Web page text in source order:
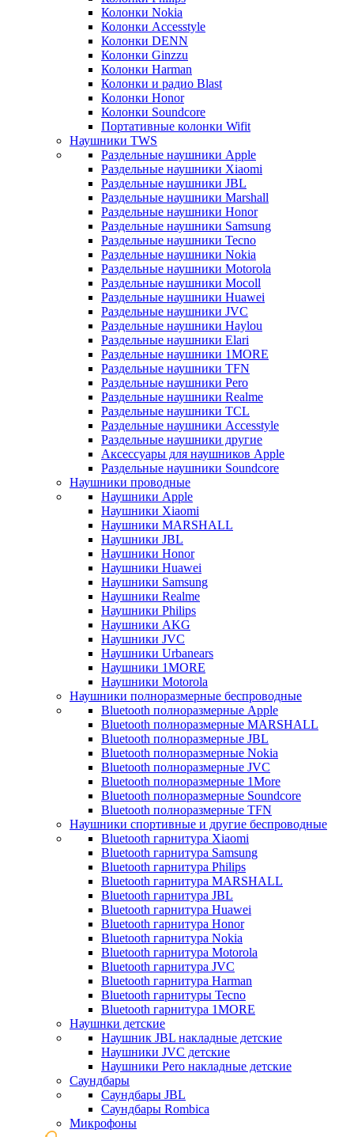
Колонки Nokia
Колонки Accesstyle
Колонки DENN
Колонки Ginzzu
Колонки Harman
Колонки и радио Blast
Колонки Honor
Колонки Soundcore
Портативные колонки Wifit
Наушники TWS
Раздельные наушники Apple
Раздельные наушники Xiaomi
Раздельные наушники JBL
Раздельные наушники Marshall
Раздельные наушники Honor
Раздельные наушники Samsung
Раздельные наушники Tecno
Раздельные наушники Nokia
Раздельные наушники Motorola
Раздельные наушники Mocoll
Раздельные наушники Huawei
Раздельные наушники JVC
Раздельные наушники Haylou
Раздельные наушники Elari
Раздельные наушники 1MORE
Раздельные наушники TFN
Раздельные наушники Pero
Раздельные наушники Realme
Раздельные наушники TCL
Раздельные наушники Accesstyle
Раздельные наушники другие
Аксессуары для наушников Apple
Раздельные наушники Soundcore
Наушники проводные
Наушники Apple
Наушники Xiaomi
Наушники MARSHALL
Наушники JBL
Наушники Honor
Наушники Huawei
Наушники Samsung
Наушники Realme
Наушники Philips
Наушники AKG
Наушники JVC
Наушники Urbanears
Наушники 1MORE
Наушники Motorola
Наушники полноразмерные беспроводные
Bluetooth полноразмерные Apple
Bluetooth полноразмерные MARSHALL
Bluetooth полноразмерные JBL
Bluetooth полноразмерные Nokia
Bluetooth полноразмерные JVC
Bluetooth полноразмерные 1More
Bluetooth полноразмерные Soundcore
Bluetooth полноразмерные TFN
Наушники спортивные и другие беспроводные
Bluetooth гарнитура Xiaomi
Bluetooth гарнитура Samsung
Bluetooth гарнитура Philips
Bluetooth гарнитура MARSHALL
Bluetooth гарнитура JBL
Bluetooth гарнитура Huawei
Bluetooth гарнитура Honor
Bluetooth гарнитура Nokia
Bluetooth гарнитура Motorola
Bluetooth гарнитура JVC
Bluetooth гарнитура Harman
Bluetooth гарнитуры Tecno
Bluetooth гарнитура 1MORE
Наушнки детские
Наушник JBL накладные детские
Наушники JVC детские
Наушники Pero накладные детские
Саундбары
Саундбары JBL
Саундбары Rombica
Микрофоны